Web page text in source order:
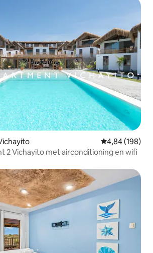
Gemiddelde
4,84 (198)
2 Vichayito met airconditioning en wifi